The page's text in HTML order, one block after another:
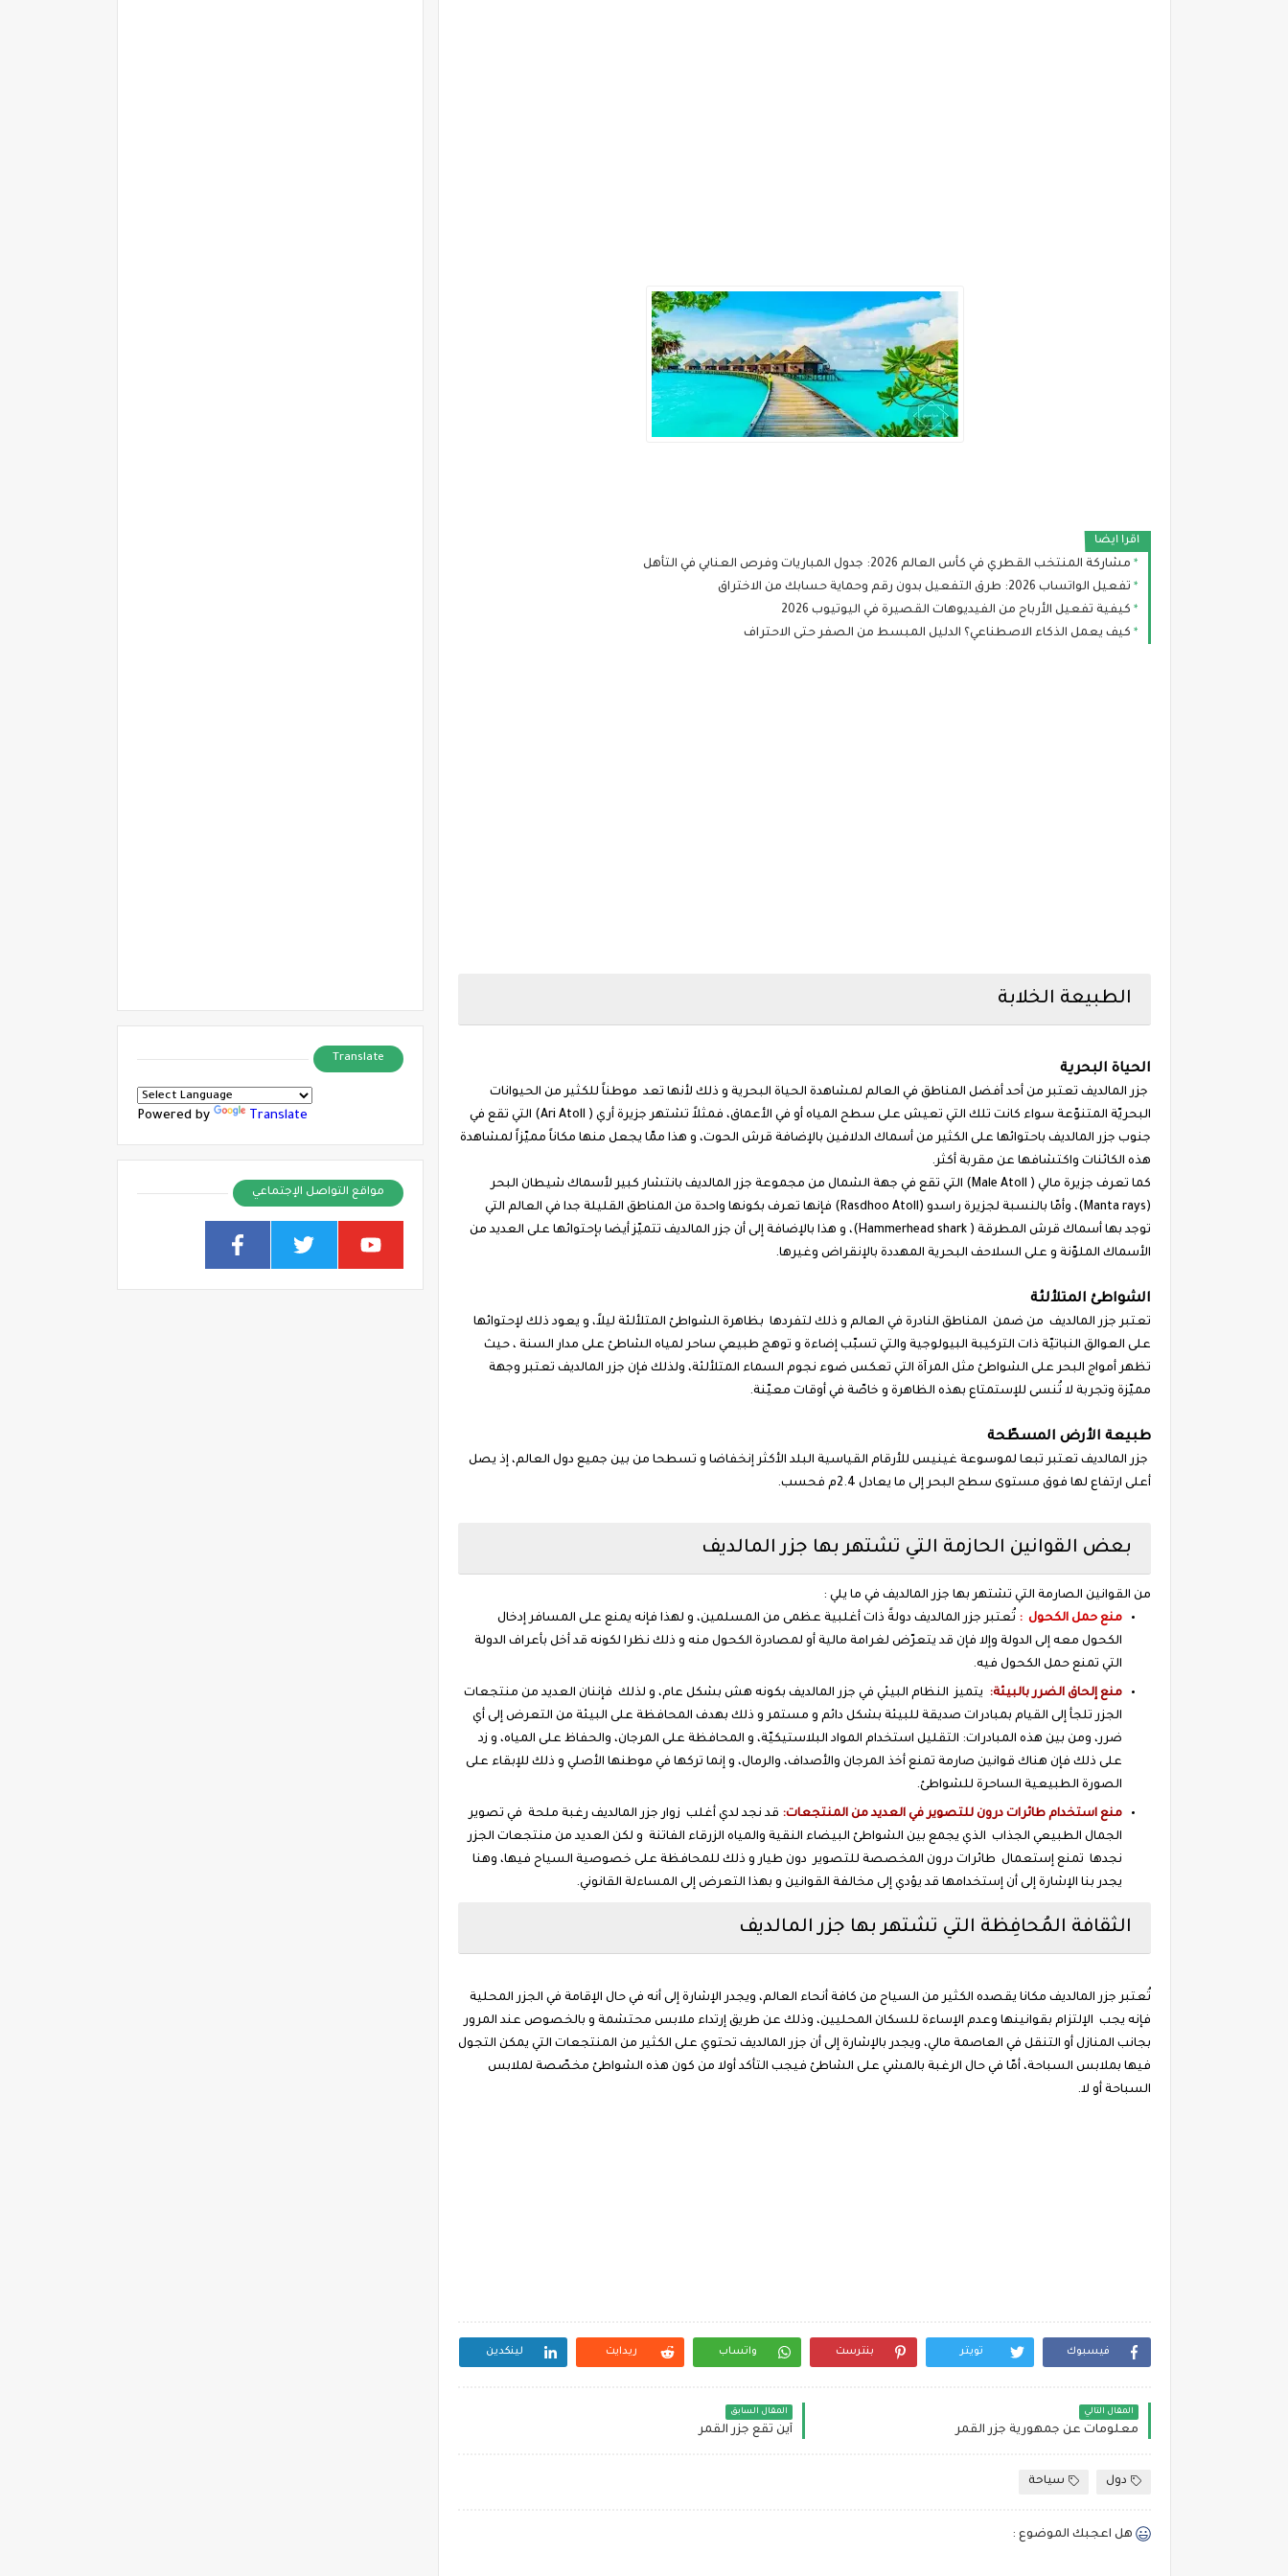
اقرا ايضا
مشاركة المنتخب القطري في كأس العالم 2026: جدول المباريات وفرص العنابي في التأهل
تفعيل الواتساب 2026: طرق التفعيل بدون رقم وحماية حسابك من الاختراق
كيفية تفعيل الأرباح من الفيديوهات القصيرة في اليوتيوب 2026
كيف يعمل الذكاء الاصطناعي؟ الدليل المبسط من الصفر حتى الاحتراف
الطبيعة الخلابة
الحياة البحرية
جزر المالديف تعتبر من أحد أفضل المناطق في العالم لمشاهدة الحياة البحرية و ذلك لأنها تعد موطناً للكثير من الحيوانات
البحريّة المتنوّعة سواء كانت تلك التي تعيش على سطح المياه أو في الأعماق، فمثلاً تشتهر جزيرة أري ( Ari Atoll) التي تقع في
جنوب جزر المالديف باحتوائها على الكثير من أسماك الدلافين بالإضافة قرش الحوت، و هذا ممّا يجعل منها مكاناً مميّزاً لمشاهدة
هذه الكائنات واكتشافها عن مقربة أكثر.
كما تعرف جزيرة مالي ( Male Atoll) التي تقع في جهة الشمال من مجموعة جزر المالديف بانتشار كبير لأسماك شيطان البحر
(Manta rays)، وأمّا بالنسبة لجزيرة راسدو (Rasdhoo Atoll) فإنها تعرف بكونها واحدة من المناطق القليلة جدا في العالم التي
توجد بها أسماك قرش المطرقة ( Hammerhead shark)، و هذا بالإضافة إلى أن جزر المالديف تتميّز أيضا بإحتوائها على العديد من
الأسماك الملوّنة و على السلاحف البحرية المهددة بالإنقراض وغيرها.
الشواطئ المتلألئة
تعتبر جزر المالديف من ضمن المناطق النادرة في العالم و ذلك لتفردها بظاهرة الشواطئ المتلألئة ليلاً، و يعود ذلك لإحتوائها
على العوالق النباتيّة ذات التركيبة البيولوجية والتي تسبّب إضاءة و توهج طبيعي ساحر لمياه الشاطئ على مدار السنة ، حيث
تظهر أمواج البحر على الشواطئ مثل المرآة التي تعكس ضوء نجوم السماء المتلألئة، ولذلك فإن جزر المالديف تعتبر وجهة
مميّزة وتجربة لا تُنسى للإستمتاع بهذه الظاهرة و خاصّة في أوقات معيّنة.
طبيعة الأرض المسطّحة
جزر المالديف تعتبر تبعا لموسوعة غينيس للأرقام القياسية البلد الأكثر إنخفاضا و تسطحا من بين جميع دول العالم، إذ يصل
أعلى ارتفاع لها فوق مستوى سطح البحر إلى ما يعادل 2.4م فحسب.
بعض القوانين الحازمة التي تشتهر بها جزر المالديف
من القوانين الصارمة التي تشتهر بها جزر المالديف في ما يلي :
منع حمل الكحول : تُعتبر جزر المالديف دولةً ذات أغلبية عظمى من المسلمين، و لهذا فإنه يمنع على المسافر إدخال
الكحول معه إلى الدولة وإلا فإن قد يتعرّض لغرامة مالية أو لمصادرة الكحول منه و ذلك نظرا لكونه قد أخل بأعراف الدولة
التي تمنع حمل الكحول فيه.
منع إلحاق الضرر بالبيئة: يتميز النظام البيئي في جزر المالديف بكونه هش بشكل عام، و لذلك فإننان العديد من منتجعات
الجزر تلجأ إلى القيام بمبادرات صديقة للبيئة بشكل دائم و مستمر و ذلك بهدف المحافظة على البيئة من التعرض إلى أي
ضرر، ومن بين هذه المبادرات: التقليل استخدام المواد البلاستيكيّة، و المحافظة على المرجان، والحفاظ على المياه، و زد
على ذلك فإن هناك قوانين صارمة تمنع أخذ المرجان والأصداف، والرمال، و إنما تركها في موطنها الأصلي و ذلك للإبقاء على
الصورة الطبيعية الساحرة للشواطئ.
منع استخدام طائرات درون للتصوير في العديد من المنتجعات: قد نجد لدي أغلب زوار جزر المالديف رغبة ملحة في تصوير
الجمال الطبيعي الجذاب الذي يجمع بين الشواطئ البيضاء النقية والمياه الزرقاء الفاتنة و لكن العديد من منتجعات الجزر
نجدها تمنع إستعمال طائرات درون المخصصة للتصوير دون طيار و ذلك للمحافظة على خصوصية السياح فيها، وهنا
يجدر بنا الإشارة إلى أن إستخدامها قد يؤدي إلى مخالفة القوانين و بهذا التعرض إلى المساءلة القانوني.
الثقافة المُحافِظة التي تشتهر بها جزر المالديف
تُعتبر جزر المالديف مكانا يقصده الكثير من السياح من كافة أنحاء العالم، ويجدر الإشارة إلى أنه في حال الإقامة في الجزر المحلية
فإنه يجب الإلتزام بقوانينها وعدم الإساءة للسكان المحليين، وذلك عن طريق إرتداء ملابس محتشمة و بالخصوص عند المرور
بجانب المنازل أو التنقل في العاصمة مالي، ويجدر بالإشارة إلى أن جزر المالديف تحتوي على الكثير من المنتجعات التي يمكن التجول
فيها بملابس السباحة، أمّا في حال الرغبة بالمشي على الشاطئ فيجب التأكد أولا من كون هذه الشواطئ مخصّصة لملابس
السباحة أو لا.
فيسبوك تويتر بنترست واتساب ريدايت لينكدين
المقال التالي
معلومات عن جمهورية جزر القمر
المقال السابق
أين تقع جزر القمر
دول سياحة
هل اعجبك الموضوع :
Translate
Powered by Translate
مواقع التواصل الإجتماعي